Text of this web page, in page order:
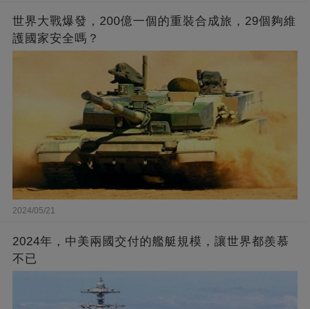
世界大戰爆發，200億一個的重裝合成旅，29個夠維
護國家安全嗎？
2024/05/21
2024年，中美兩國交付的艦艇規模，讓世界都羨慕
不已